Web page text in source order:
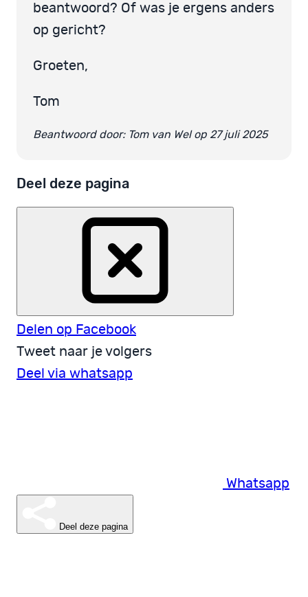
beantwoord? Of was je ergens anders
op gericht?
Groeten,
Tom
Beantwoord door: Tom van Wel op 27 juli 2025
Deel deze pagina
Delen op Facebook
Tweet naar je volgers
Deel via whatsapp
Whatsapp
Deel deze pagina